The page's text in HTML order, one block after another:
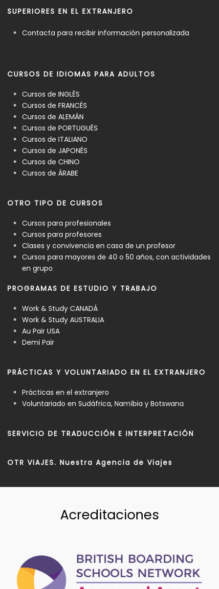
SUPERIORES EN EL EXTRANJERO
Contacta para recibir información personalizada
CURSOS DE IDIOMAS PARA ADULTOS
Cursos de INGLÉS
Cursos de FRANCÉS
Cursos de ALEMÁN
Cursos de PORTUGUÉS
Cursos de ITALIANO
Cursos de JAPONÉS
Cursos de CHINO
Cursos de ÁRABE
OTRO TIPO DE CURSOS
Cursos para profesionales
Cursos para profesores
Clases y convivencia en casa de un profesor
Cursos para mayores de 40 o 50 años, con actividades
en grupo
PROGRAMAS DE ESTUDIO Y TRABAJO
Work & Study CANADÁ
Work & Study AUSTRALIA
Au Pair USA
Demi Pair
PRÁCTICAS Y VOLUNTARIADO EN EL EXTRANJERO
Prácticas en el extranjero
Voluntariado en Sudáfrica, Namíbia y Botswana
SERVICIO DE TRADUCCIÓN E INTERPRETACIÓN
OTR VIAJES. Nuestra Agencia de Viajes
Acreditaciones